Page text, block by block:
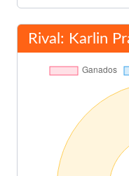
Rival: Karlin